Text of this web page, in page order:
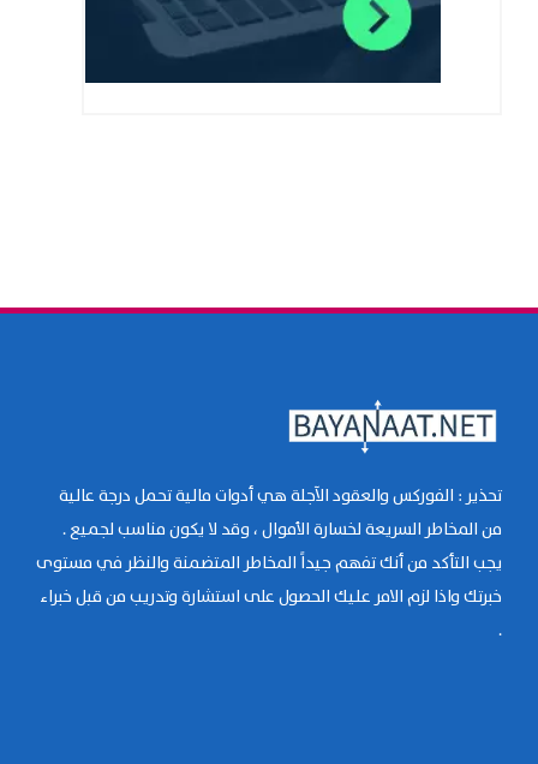
تحذير : الفوركس والعقود الآجلة هي أدوات مالية تحمل درجة عالية
من المخاطر السريعة لخسارة الأموال ، وقد لا يكون مناسب لجميع .
يجب التأكد من أنك تفهم جيداً المخاطر المتضمنة والنظر في مستوى
خبرتك واذا لزم الامر عليك الحصول على استشارة وتدريب من قبل خبراء
.